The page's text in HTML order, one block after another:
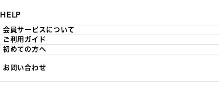
HELP
会員サービスについて
ご利用ガイド
初めての方へ
お問い合わせ